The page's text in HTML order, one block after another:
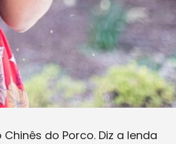
do Porco. Diz a lenda